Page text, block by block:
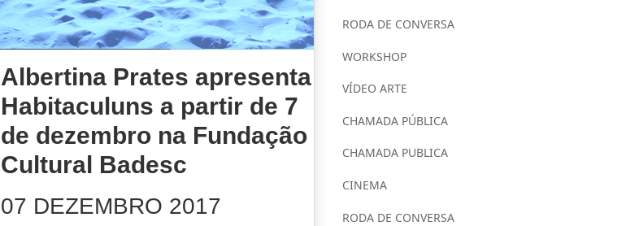
Albertina Prates apresenta
Habitaculuns a partir de 7
de dezembro na Fundação
Cultural Badesc
07 DEZEMBRO 2017
RODA DE CONVERSA
WORKSHOP
VÍDEO ARTE
CHAMADA PÚBLICA
CHAMADA PUBLICA
CINEMA
RODA DE CONVERSA